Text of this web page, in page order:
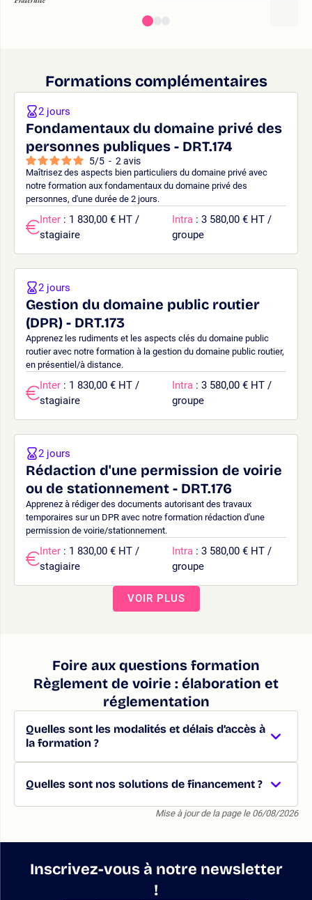
Formations complémentaires
Fondamentaux du domaine privé des
personnes publiques - DRT.174
5/5 - 2 avis
Maîtrisez des aspects bien particuliers du domaine privé avec
notre formation aux fondamentaux du domaine privé des
personnes, d'une durée de 2 jours.
2 jours
Inter : 1 830,00 € HT /
stagiaire
Intra : 3 580,00 € HT /
groupe
Gestion du domaine public routier
(DPR) - DRT.173
Apprenez les rudiments et les aspects clés du domaine public
routier avec notre formation à la gestion du domaine public routier,
en présentiel/à distance.
2 jours
Inter : 1 830,00 € HT /
stagiaire
Intra : 3 580,00 € HT /
groupe
Rédaction d'une permission de voirie
ou de stationnement - DRT.176
Apprenez à rédiger des documents autorisant des travaux
temporaires sur un DPR avec notre formation rédaction d'une
permission de voirie/stationnement.
2 jours
Inter : 1 830,00 € HT /
stagiaire
Intra : 3 580,00 € HT /
groupe
VOIR PLUS
Foire aux questions formation
Règlement de voirie : élaboration et
réglementation
Quelles sont les modalités et délais d’accès à
la formation ?
Quelles sont nos solutions de financement ?
Mise à jour de la page le 06/08/2026
Inscrivez-vous à notre newsletter
!